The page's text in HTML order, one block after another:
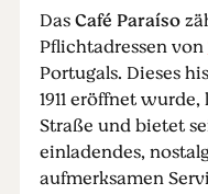
DasCafé Paraíso
Pflichtadressen von
Portugals. Dieses
1911 eröffnet
Straße und bietet
einladendes,
aufmerksamen